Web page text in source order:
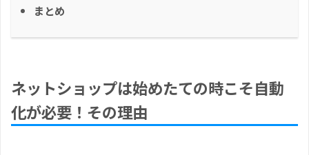
まとめ
ネットショップは始めたての時こそ自動
化が必要！その理由